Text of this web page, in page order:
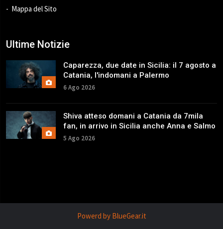
Mappa del Sito
Ultime Notizie
Caparezza, due date in Sicilia: il 7 agosto a
Catania, l'indomani a Palermo
6 Ago 2026
Shiva atteso domani a Catania da 7mila
fan, in arrivo in Sicilia anche Anna e Salmo
5 Ago 2026
Powerd by BlueGear.it